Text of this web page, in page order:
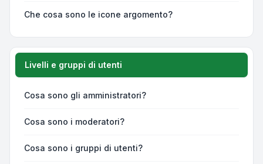
Che cosa sono le icone argomento?
Livelli e gruppi di utenti
Cosa sono gli amministratori?
Cosa sono i moderatori?
Cosa sono i gruppi di utenti?